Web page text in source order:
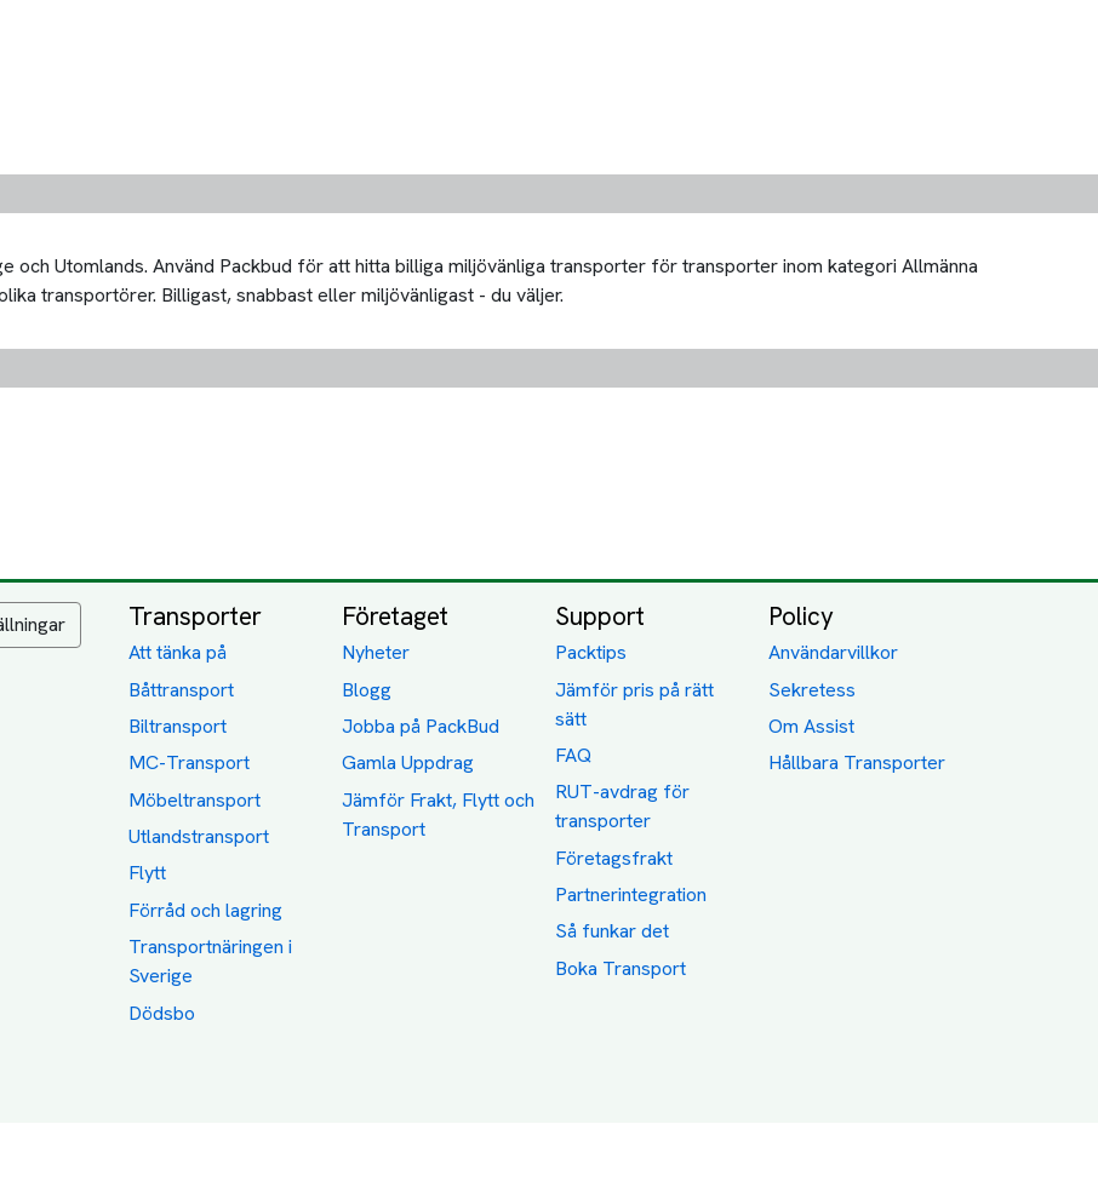
och Utomlands. Använd Packbud för att hitta billiga miljövänliga transporter för transporter inom kategori Allmänna
transportörer. Billigast, snabbast eller miljövänligast - du väljer.
Transporter
Att tänka på
Båttransport
Biltransport
MC-Transport
Möbeltransport
Utlandstransport
Flytt
Förråd och lagring
Transportnäringen i
Sverige
Dödsbo
Företaget
Nyheter
Blogg
Jobba på PackBud
Gamla Uppdrag
Jämför Frakt, Flytt och
Transport
Support
Packtips
Jämför pris på rätt
sätt
FAQ
RUT-avdrag för
transporter
Företagsfrakt
Partnerintegration
Så funkar det
Boka Transport
Policy
Användarvillkor
Sekretess
Om Assist
Hållbara Transporter